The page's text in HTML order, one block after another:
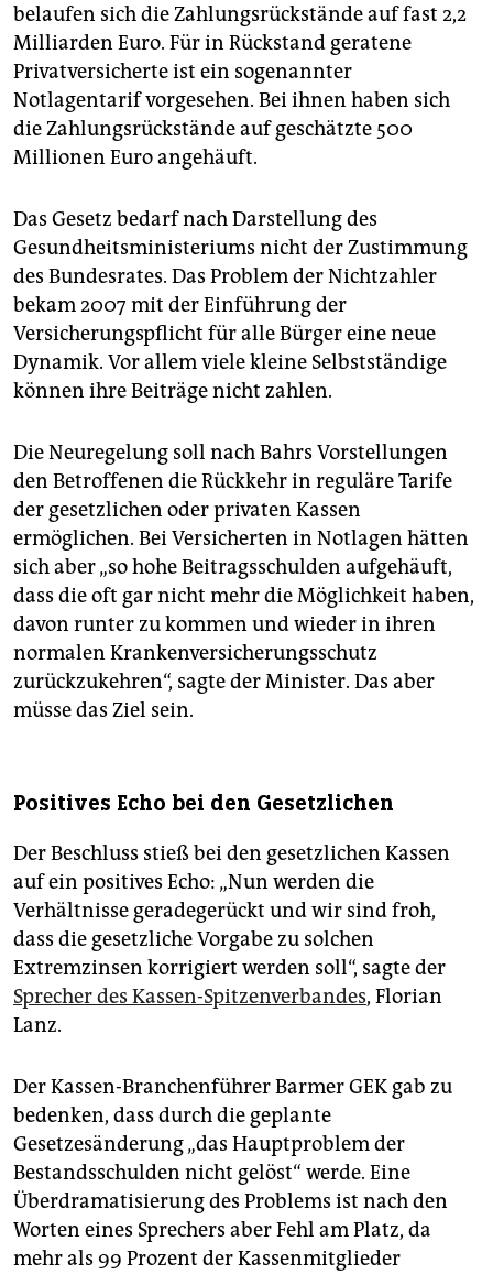
belaufen sich die Zahlungsrückstände auf fast 2,2
Milliarden Euro. Für in Rückstand geratene
Privatversicherte ist ein sogenannter
Notlagentarif vorgesehen. Bei ihnen haben sich
die Zahlungsrückstände auf geschätzte 500
Millionen Euro angehäuft.
Das Gesetz bedarf nach Darstellung des
Gesundheitsministeriums nicht der Zustimmung
des Bundesrates. Das Problem der Nichtzahler
bekam 2007 mit der Einführung der
Versicherungspflicht für alle Bürger eine neue
Dynamik. Vor allem viele kleine Selbstständige
können ihre Beiträge nicht zahlen.
Die Neuregelung soll nach Bahrs Vorstellungen
den Betroffenen die Rückkehr in reguläre Tarife
der gesetzlichen oder privaten Kassen
ermöglichen. Bei Versicherten in Notlagen hätten
sich aber „so hohe Beitragsschulden aufgehäuft,
dass die oft gar nicht mehr die Möglichkeit haben,
davon runter zu kommen und wieder in ihren
normalen Krankenversicherungsschutz
zurückzukehren“, sagte der Minister. Das aber
müsse das Ziel sein.
Positives Echo bei den Gesetzlichen
Der Beschluss stieß bei den gesetzlichen Kassen
auf ein positives Echo: „Nun werden die
Verhältnisse geradegerückt und wir sind froh,
dass die gesetzliche Vorgabe zu solchen
Extremzinsen korrigiert werden soll“, sagte der
Sprecher des Kassen-Spitzenverbandes, Florian
Lanz.
Der Kassen-Branchenführer Barmer GEK gab zu
bedenken, dass durch die geplante
Gesetzesänderung „das Hauptproblem der
Bestandsschulden nicht gelöst“ werde. Eine
Überdramatisierung des Problems ist nach den
Worten eines Sprechers aber Fehl am Platz, da
mehr als 99 Prozent der Kassenmitglieder